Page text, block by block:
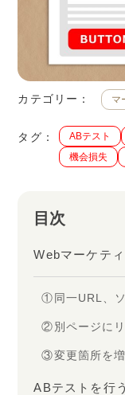
カテゴリー： マ
タグ： ABテスト
機会損失
目次
Webマーケテ
①同一URL、
②別ページに
③変更箇所を
ABテストを行